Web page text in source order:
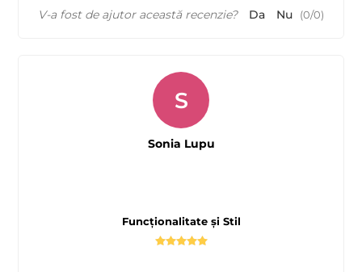
V-a fost de ajutor această recenzie? Da Nu (0/0)
Funcționalitate și Stil
S
Sonia Lupu